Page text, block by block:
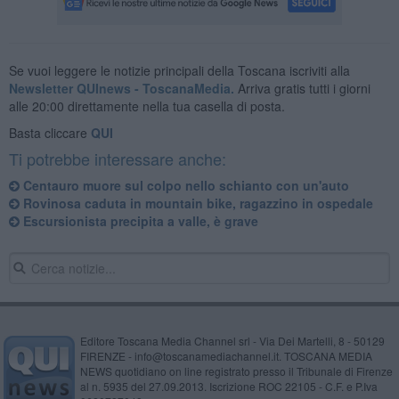
Se vuoi leggere le notizie principali della Toscana iscriviti alla
Newsletter QUInews - ToscanaMedia. Arriva gratis tutti i giorni
alle 20:00 direttamente nella tua casella di posta.
Basta cliccare QUI
Ti potrebbe interessare anche:
Centauro muore sul colpo nello schianto con un'auto
Rovinosa caduta in mountain bike, ragazzino in ospedale
Escursionista precipita a valle, è grave
Editore Toscana Media Channel srl - Via Dei Martelli, 8 - 50129
FIRENZE - info@toscanamediachannel.it. TOSCANA MEDIA
NEWS quotidiano on line registrato presso il Tribunale di Firenze
al n. 5935 del 27.09.2013. Iscrizione ROC 22105 - C.F. e P.Iva